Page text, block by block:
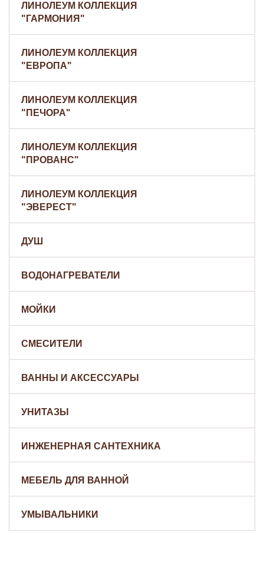
ЛИНОЛЕУМ КОЛЛЕКЦИЯ
"ГАРМОНИЯ"
ЛИНОЛЕУМ КОЛЛЕКЦИЯ
"ЕВРОПА"
ЛИНОЛЕУМ КОЛЛЕКЦИЯ
"ПЕЧОРА"
ЛИНОЛЕУМ КОЛЛЕКЦИЯ
"ПРОВАНС"
ЛИНОЛЕУМ КОЛЛЕКЦИЯ
"ЭВЕРЕСТ"
ДУШ
ВОДОНАГРЕВАТЕЛИ
МОЙКИ
СМЕСИТЕЛИ
ВАННЫ И АКСЕССУАРЫ
УНИТАЗЫ
ИНЖЕНЕРНАЯ САНТЕХНИКА
МЕБЕЛЬ ДЛЯ ВАННОЙ
УМЫВАЛЬНИКИ